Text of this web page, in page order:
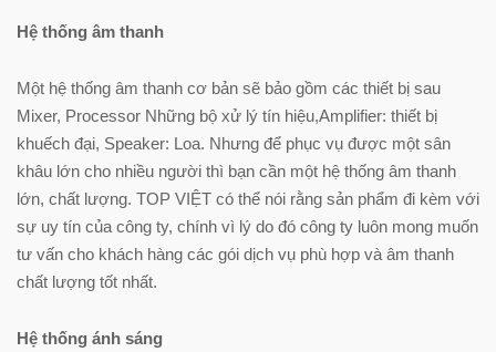
Hệ thống âm thanh
Một hệ thống âm thanh cơ bản sẽ bảo gồm các thiết bị sau
Mixer, Processor Những bộ xử lý tín hiệu,Amplifier: thiết bị
khuếch đại, Speaker: Loa. Nhưng để phục vụ được một sân
khâu lớn cho nhiều người thì bạn cần một hệ thống âm thanh
lớn, chất lượng. TOP VIỆT có thể nói rằng sản phẩm đi kèm với
sự uy tín của công ty, chính vì lý do đó công ty luôn mong muốn
tư vấn cho khách hàng các gói dịch vụ phù hợp và âm thanh
chất lượng tốt nhất.
Hệ thống ánh sáng